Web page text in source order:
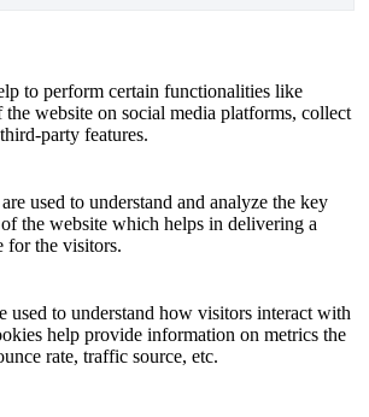
to perform certain functionalities like
the website on social media platforms, collect
party features.
used to understand and analyze the key
the website which helps in delivering a
for the visitors.
used to understand how visitors interact with
help provide information on metrics the
rate, traffic source, etc.